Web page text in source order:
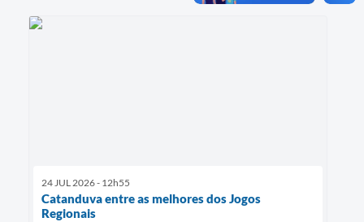
24 JUL 2026 - 12h55
Catanduva entre as melhores dos Jogos
Regionais